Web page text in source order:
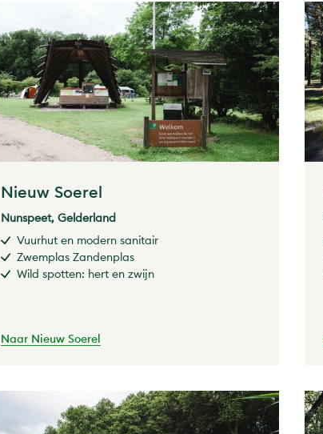
Nieuw Soerel
Nunspeet, Gelderland
Vuurhut en modern sanitair
Zwemplas Zandenplas
Wild spotten: hert en zwijn
Naar Nieuw Soerel